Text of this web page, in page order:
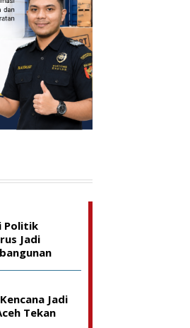
Politik
Jadi
Jadi
Tekan